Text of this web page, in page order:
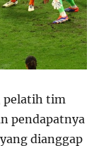
pelatih tim
pendapatnya
dianggap